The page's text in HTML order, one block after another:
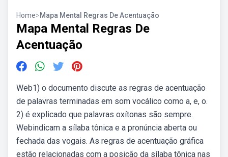
Home>Mapa Mental Regras De Acentuação
Mapa Mental Regras De
Acentuação
Web1) o documento discute as regras de acentuação
de palavras terminadas em som vocálico como a, e, o.
2) é explicado que palavras oxítonas são sempre.
Webindicam a sílaba tônica e a pronúncia aberta ou
fechada das vogais. As regras de acentuação gráfica
estão relacionadas com a posição da sílaba tônica nas